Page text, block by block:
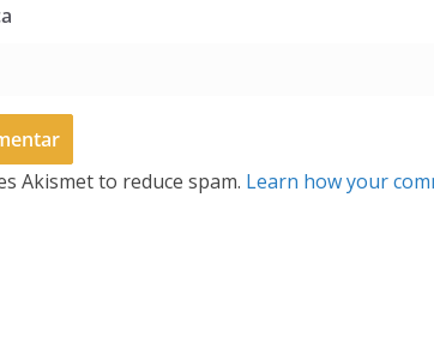
Akismet to reduce spam. Learn how your